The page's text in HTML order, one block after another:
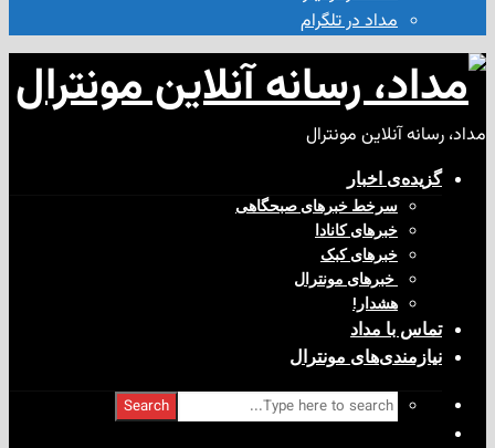
مداد در تلگرام
مونترال
اخبار
سرخط خبرهای صبحگاهی
خبرهای کانادا
خبرهای کبک
‌ خبرهای مونترال
مداد
مونترال
Search